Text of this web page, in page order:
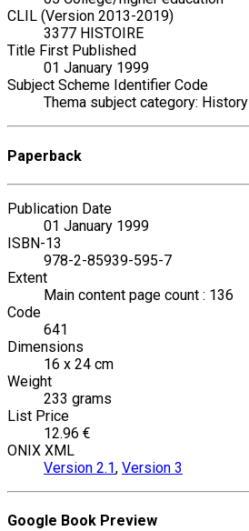
CLIL (Version 2013-2019)
3377 HISTOIRE
Title First Published
01 January 1999
Subject Scheme Identifier Code
Thema subject category: History
Paperback
Publication Date
01 January 1999
ISBN-13
978-2-85939-595-7
Extent
Main content page count : 136
Code
641
Dimensions
16 x 24 cm
Weight
233 grams
List Price
12.96 €
ONIX XML
Version 2.1, Version 3
Google Book Preview